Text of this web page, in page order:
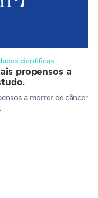
científicas
propensos a
a morrer de câncer